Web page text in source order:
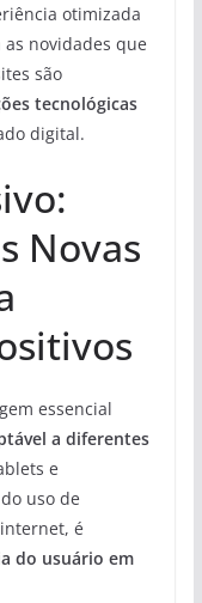
otimizada
as novidades que
são
tecnológicas
digital.
Novas
essencial
a diferentes
e
uso de
é
do usuário em